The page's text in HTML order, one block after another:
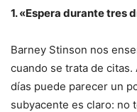
1. «Espera durante tres
Barney Stinson nos
cuando se trata de
días puede parecer un
subyacente es claro: no